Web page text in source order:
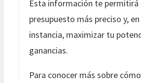
Esta información te permitirá
presupuesto más preciso y,
instancia, maximizar tu
ganancias.
Para conocer más sobre